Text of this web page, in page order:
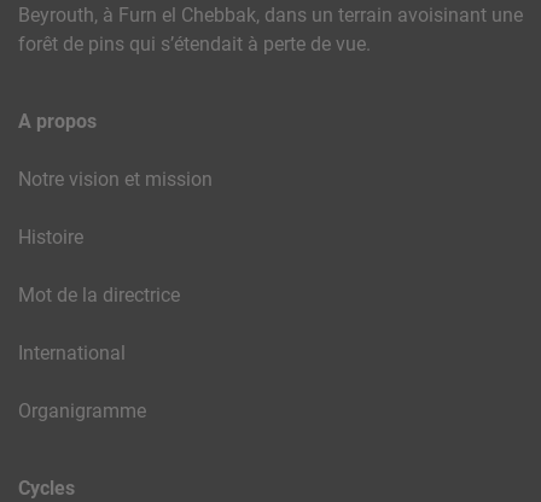
Beyrouth, à Furn el Chebbak, dans un terrain avoisinant une
forêt de pins qui s’étendait à perte de vue.
A propos
Notre vision et mission
Histoire
Mot de la directrice
International
Organigramme
Cycles